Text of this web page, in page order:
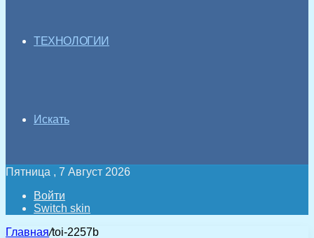
ТЕХНОЛОГИИ
Искать
Пятница , 7 Август 2026
Войти
Switch skin
Главная/toi-2257b